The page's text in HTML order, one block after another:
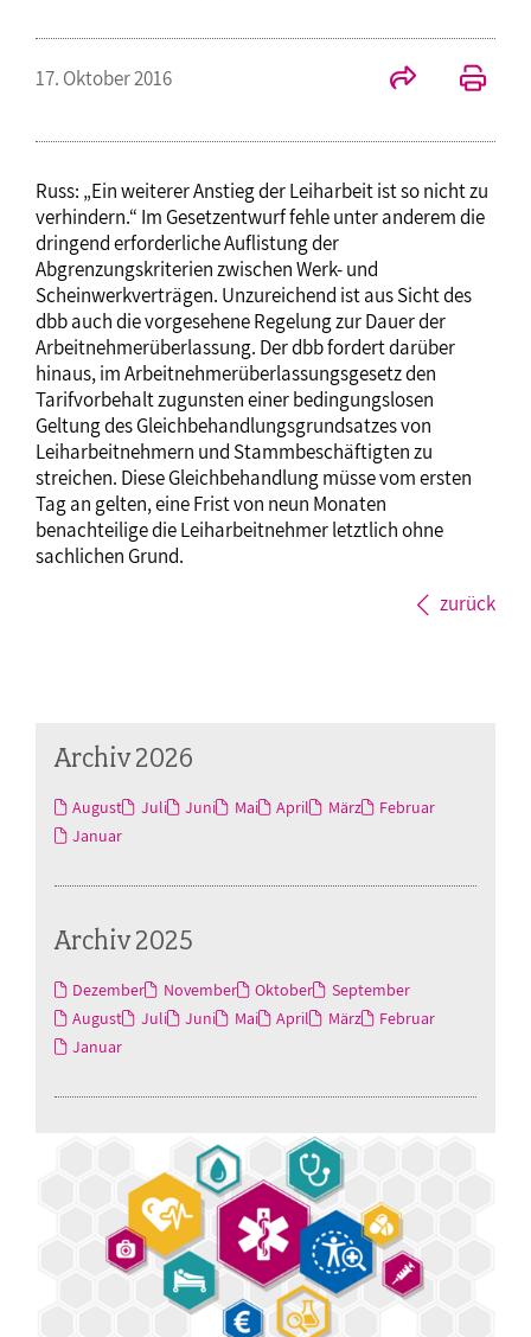
17. Oktober 2016
Russ: „Ein weiterer Anstieg der Leiharbeit ist so nicht zu
verhindern.“ Im Gesetzentwurf fehle unter anderem die
dringend erforderliche Auflistung der
Abgrenzungskriterien zwischen Werk- und
Scheinwerkverträgen. Unzureichend ist aus Sicht des
dbb auch die vorgesehene Regelung zur Dauer der
Arbeitnehmerüberlassung. Der dbb fordert darüber
hinaus, im Arbeitnehmerüberlassungsgesetz den
Tarifvorbehalt zugunsten einer bedingungslosen
Geltung des Gleichbehandlungsgrundsatzes von
Leiharbeitnehmern und Stammbeschäftigten zu
streichen. Diese Gleichbehandlung müsse vom ersten
Tag an gelten, eine Frist von neun Monaten
benachteilige die Leiharbeitnehmer letztlich ohne
sachlichen Grund.
zurück
Archiv 2026
August Juli Juni Mai April März
Februar
Januar
Archiv 2025
Dezember November Oktober
September
August
Juli Juni Mai April März
Februar
Januar